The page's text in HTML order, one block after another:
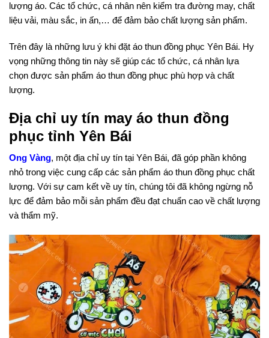
lượng áo. Các tổ chức, cá nhân nên kiểm tra đường may, chất
liệu vải, màu sắc, in ấn,… để đảm bảo chất lượng sản phẩm.
Trên đây là những lưu ý khi đặt áo thun đồng phục Yên Bái. Hy
vọng những thông tin này sẽ giúp các tổ chức, cá nhân lựa
chọn được sản phẩm áo thun đồng phục phù hợp và chất
lượng.
Địa chỉ uy tín may áo thun đồng
phục tỉnh Yên Bái
Ong Vàng, một địa chỉ uy tín tại Yên Bái, đã góp phần không
nhỏ trong việc cung cấp các sản phẩm áo thun đồng phục chất
lượng. Với sự cam kết về uy tín, chúng tôi đã không ngừng nỗ
lực để đảm bảo mỗi sản phẩm đều đạt chuẩn cao về chất lượng
và thẩm mỹ.